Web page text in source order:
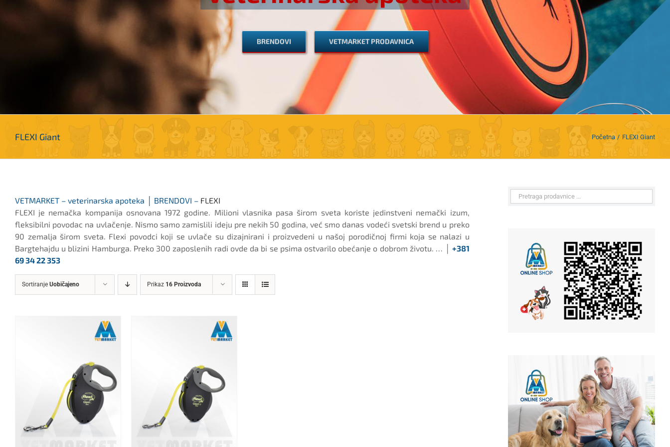
BRENDOVI VETMARKET PRODAVNICA
FLEXI Giant Početna FLEXI Giant
VETMARKET – veterinarska apoteka │ BRENDOVI – FLEXI
FLEXI je nemačka kompanija osnovana 1972 godine. Milioni vlasnika pasa širom sveta koriste jedinstveni nemački izum,
fleksibilni povodac na uvlačenje. Nismo samo zamislili ideju pre nekih 50 godina, već smo danas vodeći svetski brend u preko
90 zemalja širom sveta. Flexi povodci koji se uvlače su dizajnirani i proizvedeni u našoj porodičnoj firmi koja se nalazi u
Bargtehajdu u blizini Hamburga. Preko 300 zaposlenih radi ovde da bi se psima ostvarilo obećanje o dobrom životu. … │
+381
69 34 22 353
Sortiranje Uobičajeno Prikaz 16 Proizvoda